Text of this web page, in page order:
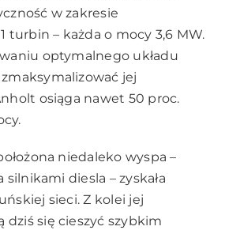
w zakresie
turbin – każda o mocy 3,6 MW.
optymalnego układu
jej
osiąga nawet 50 proc.
niedaleko wyspa –
silnikami diesla – zyskała
sieci. Z kolei jej
dziś się cieszyć szybkim